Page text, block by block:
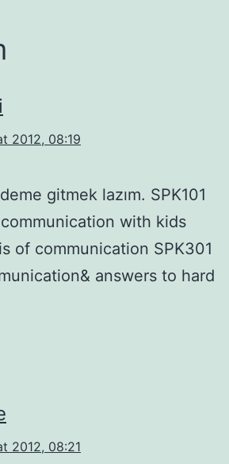
2012, 08:19
gitmek lazım. SPK101
with kids
of communication SPK301
answers to hard
2012, 08:21